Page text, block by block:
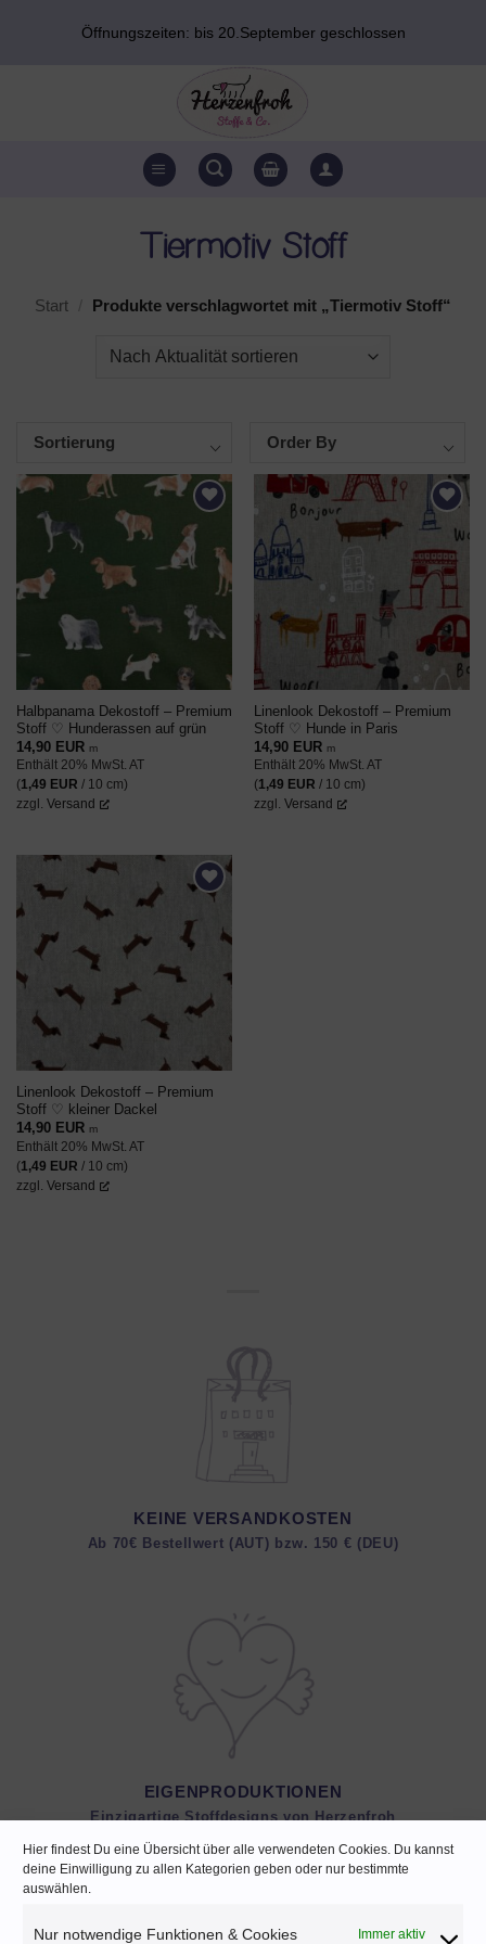
Hier findest Du eine Übersicht über alle verwendeten Cookies. Du kannst
deine Einwilligung zu allen Kategorien geben oder nur bestimmte
auswählen.
Nur notwendige Funktionen & Cookies Immer aktiv
Öffnungszeiten: bis 20.September geschlossen
Tiermotiv Stoff
Start Produkte verschlagwortet mit „Tiermotiv Stoff“
Sortierung Order By
AUF DEN
WUNSCHZETTEL
Halbpanama Dekostoff – Premium
Stoff ♡ Hunderassen auf grün
14,90 EUR m
Enthält 20% MwSt. AT
(1,49 EUR / 10 cm)
zzgl. Versand
AUF DEN
WUNSCHZETTEL
Linenlook Dekostoff – Premium
Stoff ♡ Hunde in Paris
14,90 EUR m
Enthält 20% MwSt. AT
(1,49 EUR / 10 cm)
zzgl. Versand
WUNSCHZETTEL
Linenlook Dekostoff – Premium
Stoff ♡ kleiner Dackel
14,90 EUR m
Enthält 20% MwSt. AT
(1,49 EUR / 10 cm)
zzgl. Versand
KEINE VERSANDKOSTEN
Ab 70€ Bestellwert (AUT) bzw. 150 € (DEU)
EIGENPRODUKTIONEN
Einzigartige Stoffdesigns von Herzenfroh